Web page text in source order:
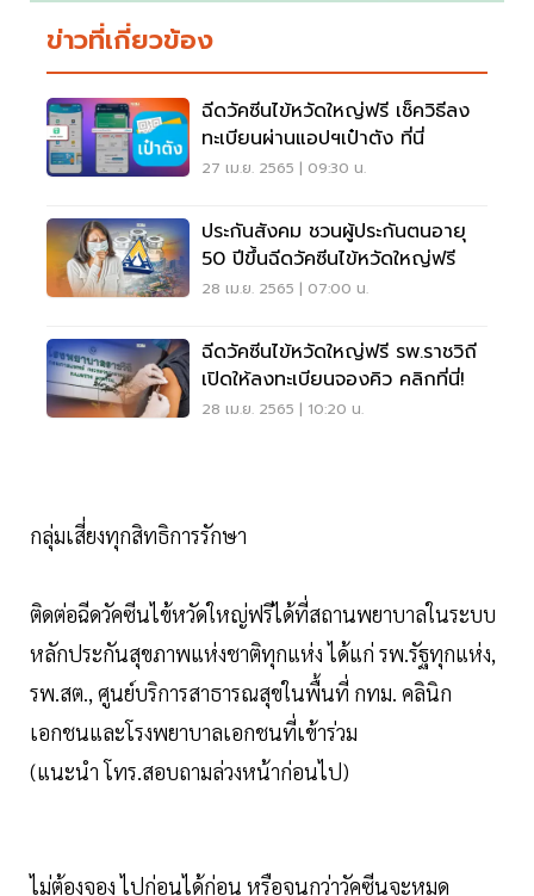
ข่าวที่เกี่ยวข้อง
ฉีดวัคซีนไข้หวัดใหญ่ฟรี เช็ควิธีลง
ทะเบียนผ่านแอปฯเป๋าตัง ที่นี่
27 เม.ย. 2565 | 09:30 น.
ประกันสังคม ชวนผู้ประกันตนอายุ
50 ปีขึ้นฉีดวัคซีนไข้หวัดใหญ่ฟรี
28 เม.ย. 2565 | 07:00 น.
ฉีดวัคซีนไข้หวัดใหญ่ฟรี รพ.ราชวิถี
เปิดให้ลงทะเบียนจองคิว คลิกที่นี่!
28 เม.ย. 2565 | 10:20 น.
กลุ่มเสี่ยงทุกสิทธิการรักษา
ติดต่อฉีดวัคซีนไข้หวัดใหญ่ฟรีได้ที่สถานพยาบาลในระบบ
หลักประกันสุขภาพแห่งชาติทุกแห่ง ได้แก่ รพ.รัฐทุกแห่ง,
รพ.สต., ศูนย์บริการสาธารณสุขในพื้นที่ กทม. คลินิก
เอกชนและโรงพยาบาลเอกชนที่เข้าร่วม
(แนะนำ โทร.สอบถามล่วงหน้าก่อนไป)
ไม่ต้องจอง ไปก่อนได้ก่อน หรือจนกว่าวัคซีนจะหมด